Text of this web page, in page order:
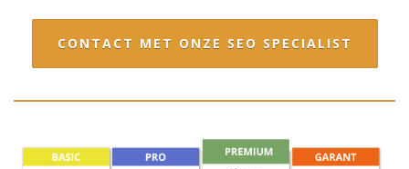
CONTACT MET ONZE SEO SPECIALIST